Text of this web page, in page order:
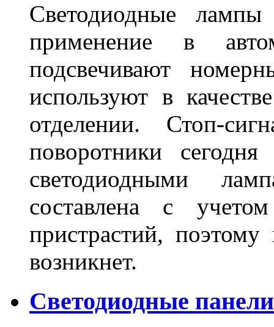
Светодиодные
применение в
подсвечивают
используют в
отделении. Стоп-
поворотники
светодиодными
составлена с
пристрастий,
возникнет.
Светодиодные